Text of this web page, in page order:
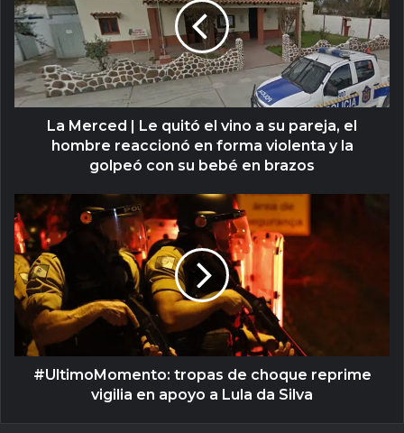
La Merced | Le quitó el vino a su pareja, el
hombre reaccionó en forma violenta y la
golpeó con su bebé en brazos
#UltimoMomento: tropas de choque reprime
vigilia en apoyo a Lula da Silva